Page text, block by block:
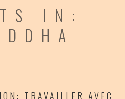
ABOUT ME
EN BRETAGNE
IN:
TRAVAILLER AVEC